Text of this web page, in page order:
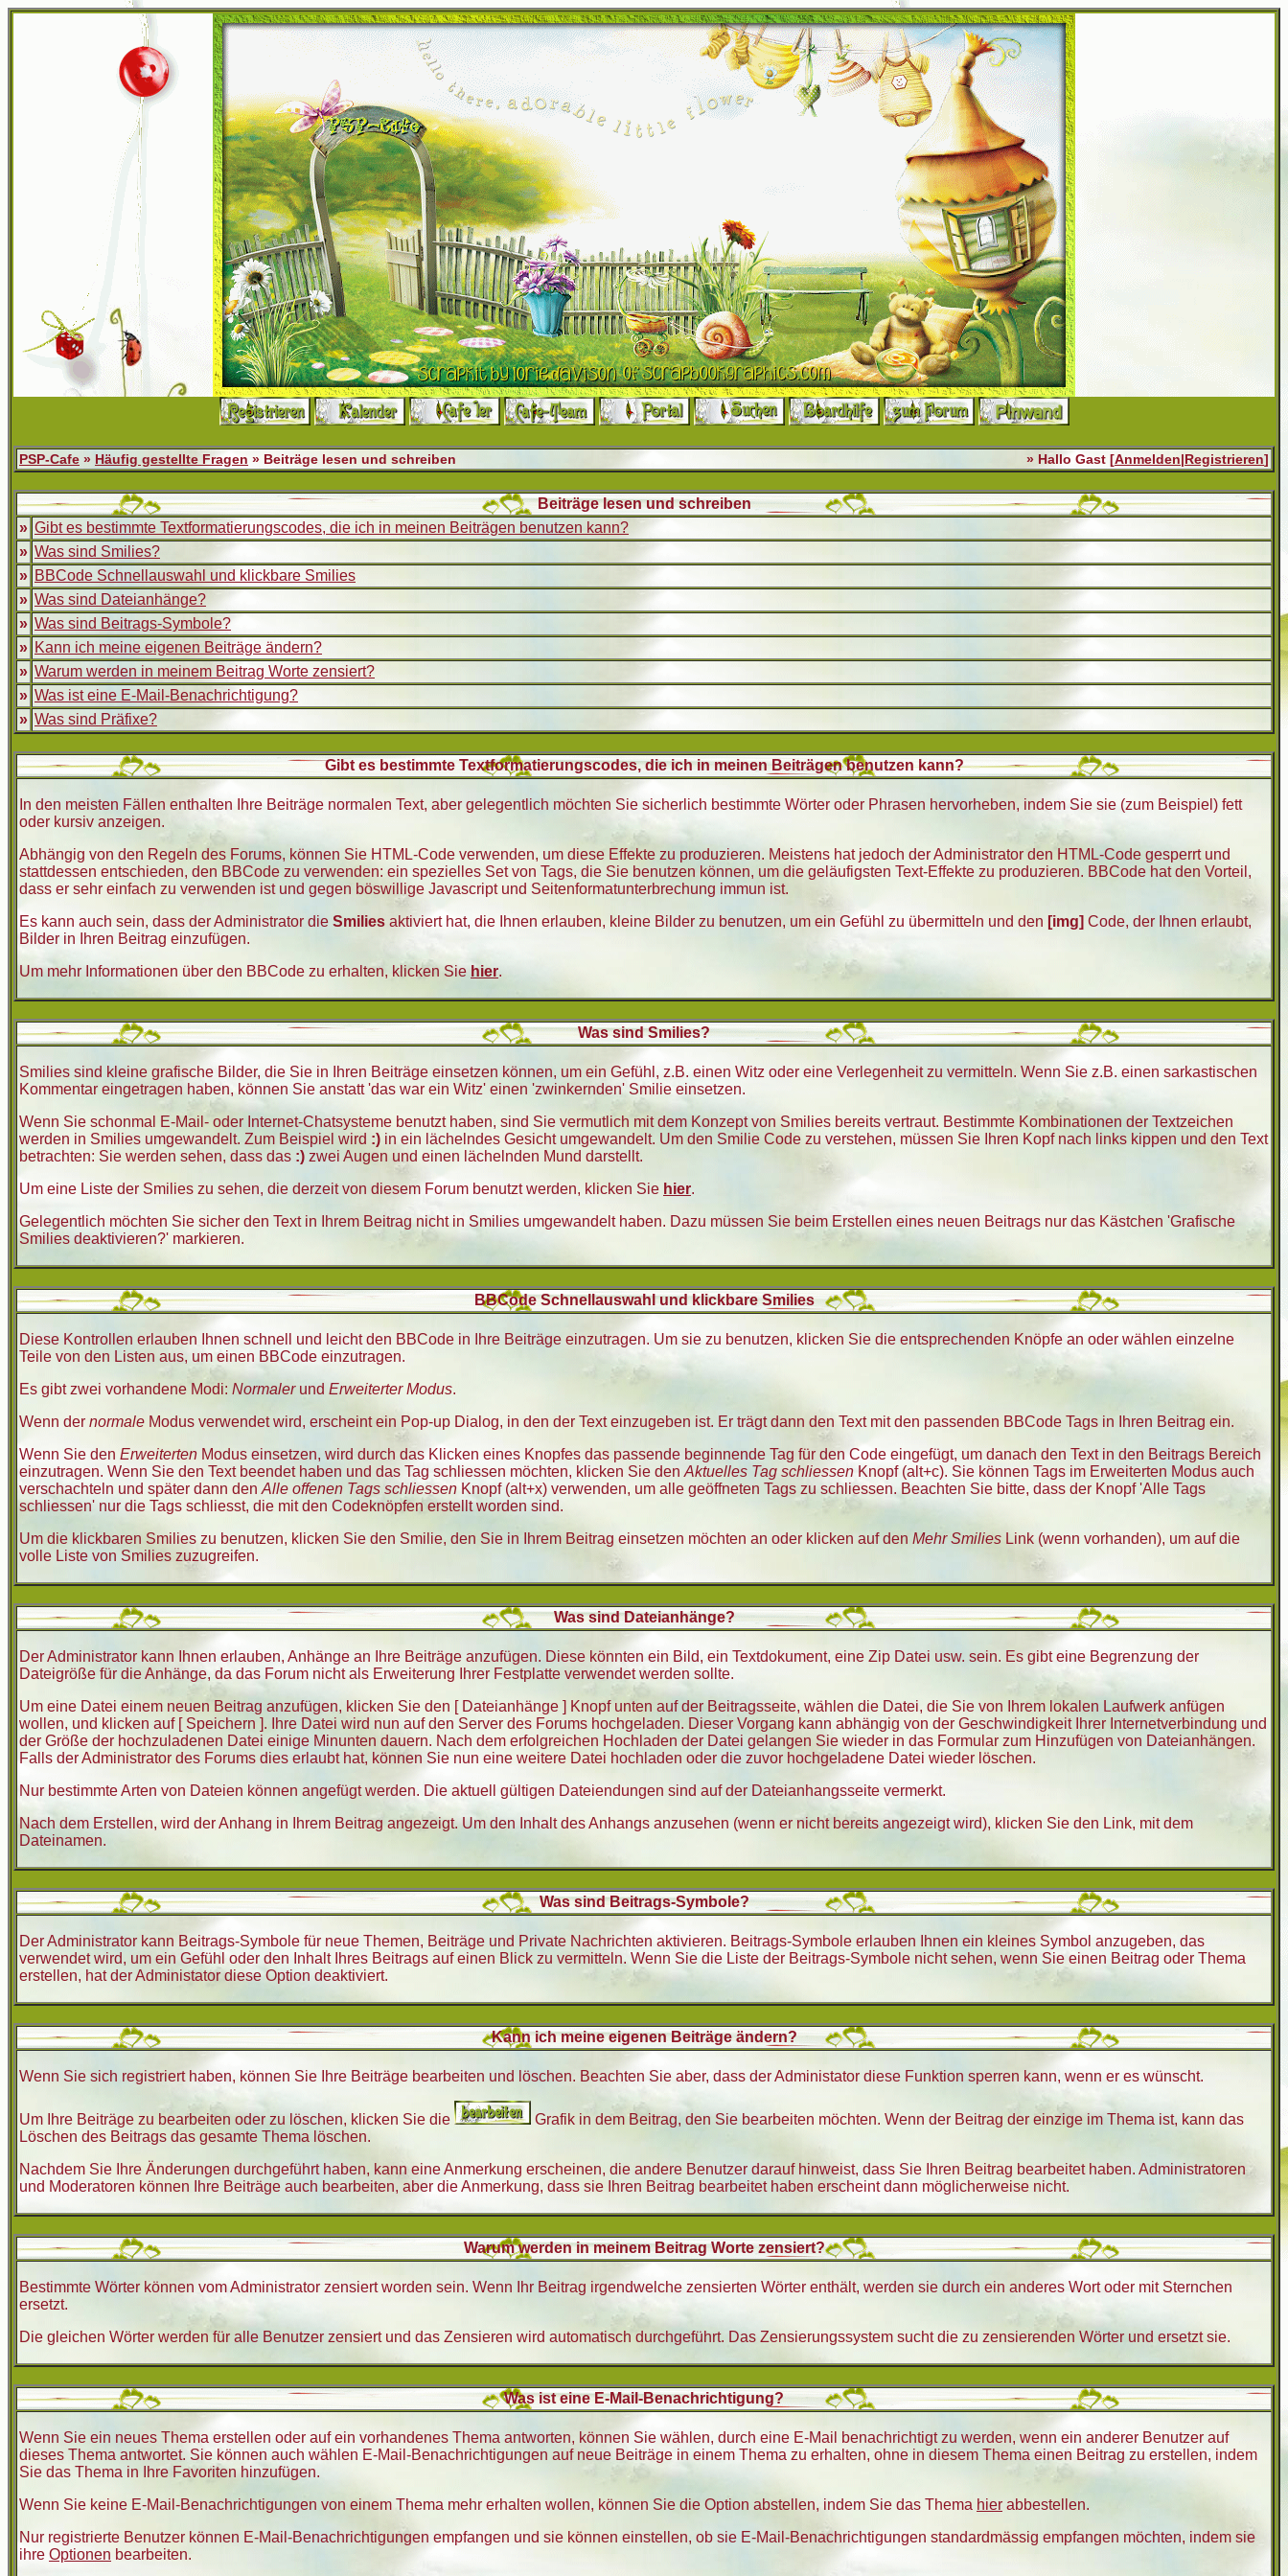
PSP-Cafe » Häufig gestellte Fragen » Beiträge lesen und schreiben » Hallo Gast [Anmelden|Registrieren]
Beiträge lesen und schreiben
» Gibt es bestimmte Textformatierungscodes, die ich in meinen Beiträgen benutzen kann?
» Was sind Smilies?
» BBCode Schnellauswahl und klickbare Smilies
» Was sind Dateianhänge?
» Was sind Beitrags-Symbole?
» Kann ich meine eigenen Beiträge ändern?
» Warum werden in meinem Beitrag Worte zensiert?
» Was ist eine E-Mail-Benachrichtigung?
» Was sind Präfixe?
Gibt es bestimmte Textformatierungscodes, die ich in meinen Beiträgen benutzen kann?
In den meisten Fällen enthalten Ihre Beiträge normalen Text, aber gelegentlich möchten Sie sicherlich bestimmte Wörter oder Phrasen hervorheben, indem Sie sie (zum Beispiel) fett
oder kursiv anzeigen.
Abhängig von den Regeln des Forums, können Sie HTML-Code verwenden, um diese Effekte zu produzieren. Meistens hat jedoch der Administrator den HTML-Code gesperrt und
stattdessen entschieden, den BBCode zu verwenden: ein spezielles Set von Tags, die Sie benutzen können, um die geläufigsten Text-Effekte zu produzieren. BBCode hat den Vorteil,
dass er sehr einfach zu verwenden ist und gegen böswillige Javascript und Seitenformatunterbrechung immun ist.
Es kann auch sein, dass der Administrator die Smilies aktiviert hat, die Ihnen erlauben, kleine Bilder zu benutzen, um ein Gefühl zu übermitteln und den [img] Code, der Ihnen erlaubt,
Bilder in Ihren Beitrag einzufügen.
Um mehr Informationen über den BBCode zu erhalten, klicken Siehier.
Was sind Smilies?
Smilies sind kleine grafische Bilder, die Sie in Ihren Beiträge einsetzen können, um ein Gefühl, z.B. einen Witz oder eine Verlegenheit zu vermitteln. Wenn Sie z.B. einen sarkastischen
Kommentar eingetragen haben, können Sie anstatt 'das war ein Witz' einen 'zwinkernden' Smilie einsetzen.
Wenn Sie schonmal E-Mail- oder Internet-Chatsysteme benutzt haben, sind Sie vermutlich mit dem Konzept von Smilies bereits vertraut. Bestimmte Kombinationen der Textzeichen
werden in Smilies umgewandelt. Zum Beispiel wird :) in ein lächelndes Gesicht umgewandelt. Um den Smilie Code zu verstehen, müssen Sie Ihren Kopf nach links kippen und den Text
betrachten: Sie werden sehen, dass das :) zwei Augen und einen lächelnden Mund darstellt.
Um eine Liste der Smilies zu sehen, die derzeit von diesem Forum benutzt werden, klicken Sie hier.
Gelegentlich möchten Sie sicher den Text in Ihrem Beitrag nicht in Smilies umgewandelt haben. Dazu müssen Sie beim Erstellen eines neuen Beitrags nur das Kästchen 'Grafische
Smilies deaktivieren?' markieren.
BBCode Schnellauswahl und klickbare Smilies
Diese Kontrollen erlauben Ihnen schnell und leicht den BBCode in Ihre Beiträge einzutragen. Um sie zu benutzen, klicken Sie die entsprechenden Knöpfe an oder wählen einzelne
Teile von den Listen aus, um einen BBCode einzutragen.
Es gibt zwei vorhandene Modi: Normalerund Erweiterter Modus.
Wenn der normale Modus verwendet wird, erscheint ein Pop-up Dialog, in den der Text einzugeben ist. Er trägt dann den Text mit den passenden BBCode Tags in Ihren Beitrag ein.
Wenn Sie den Erweiterten Modus einsetzen, wird durch das Klicken eines Knopfes das passende beginnende Tag für den Code eingefügt, um danach den Text in den Beitrags Bereich
einzutragen. Wenn Sie den Text beendet haben und das Tag schliessen möchten, klicken Sie den Aktuelles Tag schliessen Knopf (alt+c). Sie können Tags im Erweiterten Modus auch
verschachteln und später dann den Alle offenen Tags schliessen Knopf (alt+x) verwenden, um alle geöffneten Tags zu schliessen. Beachten Sie bitte, dass der Knopf 'Alle Tags
schliessen' nur die Tags schliesst, die mit den Codeknöpfen erstellt worden sind.
Um die klickbaren Smilies zu benutzen, klicken Sie den Smilie, den Sie in Ihrem Beitrag einsetzen möchten an oder klicken auf den Mehr Smilies Link (wenn vorhanden), um auf die
volle Liste von Smilies zuzugreifen.
Was sind Dateianhänge?
Der Administrator kann Ihnen erlauben, Anhänge an Ihre Beiträge anzufügen. Diese könnten ein Bild, ein Textdokument, eine Zip Datei usw. sein. Es gibt eine Begrenzung der
Dateigröße für die Anhänge, da das Forum nicht als Erweiterung Ihrer Festplatte verwendet werden sollte.
Um eine Datei einem neuen Beitrag anzufügen, klicken Sie den [ Dateianhänge ] Knopf unten auf der Beitragsseite, wählen die Datei, die Sie von Ihrem lokalen Laufwerk anfügen
wollen, und klicken auf [ Speichern ]. Ihre Datei wird nun auf den Server des Forums hochgeladen. Dieser Vorgang kann abhängig von der Geschwindigkeit Ihrer Internetverbindung und
der Größe der hochzuladenen Datei einige Minunten dauern. Nach dem erfolgreichen Hochladen der Datei gelangen Sie wieder in das Formular zum Hinzufügen von Dateianhängen.
Falls der Administrator des Forums dies erlaubt hat, können Sie nun eine weitere Datei hochladen oder die zuvor hochgeladene Datei wieder löschen.
Nur bestimmte Arten von Dateien können angefügt werden. Die aktuell gültigen Dateiendungen sind auf der Dateianhangsseite vermerkt.
Nach dem Erstellen, wird der Anhang in Ihrem Beitrag angezeigt. Um den Inhalt des Anhangs anzusehen (wenn er nicht bereits angezeigt wird), klicken Sie den Link, mit dem
Dateinamen.
Was sind Beitrags-Symbole?
Der Administrator kann Beitrags-Symbole für neue Themen, Beiträge und Private Nachrichten aktivieren. Beitrags-Symbole erlauben Ihnen ein kleines Symbol anzugeben, das
verwendet wird, um ein Gefühl oder den Inhalt Ihres Beitrags auf einen Blick zu vermitteln. Wenn Sie die Liste der Beitrags-Symbole nicht sehen, wenn Sie einen Beitrag oder Thema
erstellen, hat der Administator diese Option deaktiviert.
Kann ich meine eigenen Beiträge ändern?
Wenn Sie sich registriert haben, können Sie Ihre Beiträge bearbeiten und löschen. Beachten Sie aber, dass der Administator diese Funktion sperren kann, wenn er es wünscht.
Um Ihre Beiträge zu bearbeiten oder zu löschen, klicken Sie die
Grafik in dem Beitrag, den Sie bearbeiten möchten. Wenn der Beitrag der einzige im Thema ist, kann das
Löschen des Beitrags das gesamte Thema löschen.
Nachdem Sie Ihre Änderungen durchgeführt haben, kann eine Anmerkung erscheinen, die andere Benutzer darauf hinweist, dass Sie Ihren Beitrag bearbeitet haben. Administratoren
und Moderatoren können Ihre Beiträge auch bearbeiten, aber die Anmerkung, dass sie Ihren Beitrag bearbeitet haben erscheint dann möglicherweise nicht.
Warum werden in meinem Beitrag Worte zensiert?
Bestimmte Wörter können vom Administrator zensiert worden sein. Wenn Ihr Beitrag irgendwelche zensierten Wörter enthält, werden sie durch ein anderes Wort oder mit Sternchen
ersetzt.
Die gleichen Wörter werden für alle Benutzer zensiert und das Zensieren wird automatisch durchgeführt. Das Zensierungssystem sucht die zu zensierenden Wörter und ersetzt sie.
Was ist eine E-Mail-Benachrichtigung?
Wenn Sie ein neues Thema erstellen oder auf ein vorhandenes Thema antworten, können Sie wählen, durch eine E-Mail benachrichtigt zu werden, wenn ein anderer Benutzer auf
dieses Thema antwortet. Sie können auch wählen E-Mail-Benachrichtigungen auf neue Beiträge in einem Thema zu erhalten, ohne in diesem Thema einen Beitrag zu erstellen, indem
Sie das Thema in Ihre Favoriten hinzufügen.
Wenn Sie keine E-Mail-Benachrichtigungen von einem Thema mehr erhalten wollen, können Sie die Option abstellen, indem Sie das Thema hier abbestellen.
Nur registrierte Benutzer können E-Mail-Benachrichtigungen empfangen und sie können einstellen, ob sie E-Mail-Benachrichtigungen standardmässig empfangen möchten, indem sie
ihre Optionen bearbeiten.